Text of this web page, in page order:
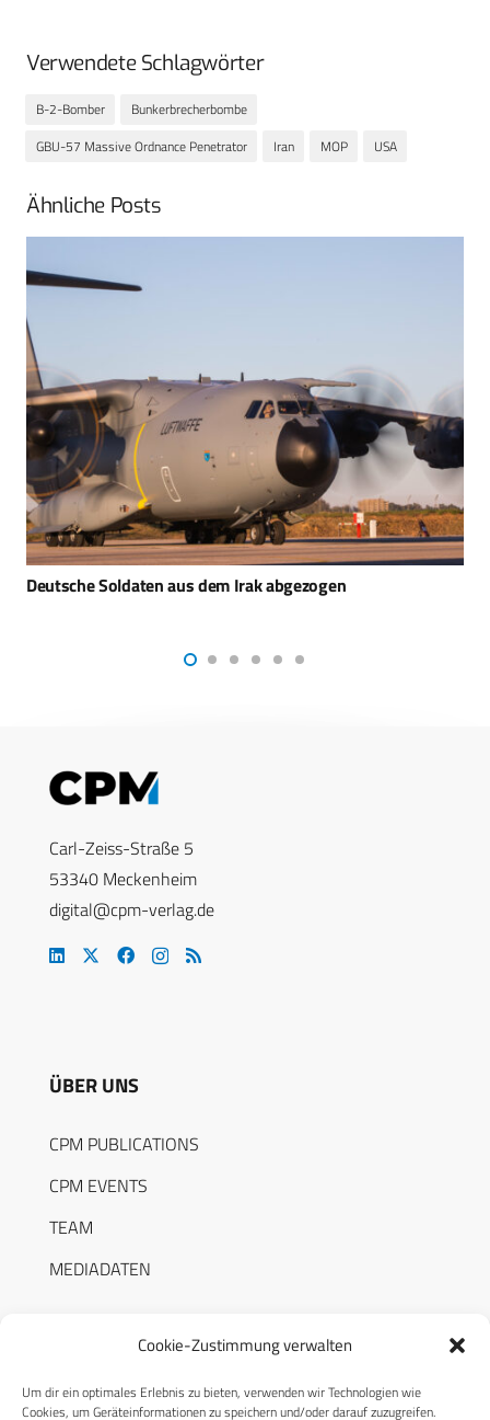
Cookie-Zustimmung verwalten
Um dir ein optimales Erlebnis zu bieten, verwenden wir Technologien wie
Cookies, um Geräteinformationen zu speichern und/oder darauf zuzugreifen.
Verwendete Schlagwörter
B-2-Bomber
Bunkerbrecherbombe
GBU-57 Massive Ordnance Penetrator
Iran MOP USA
Ähnliche Posts
Israel bereitet sich auf weitere Konflikte vor
Carl-Zeiss-Straße 5
53340 Meckenheim
digital@cpm-verlag.de
ÜBER UNS
CPM PUBLICATIONS
CPM EVENTS
TEAM
MEDIADATEN
RECHTLICHES